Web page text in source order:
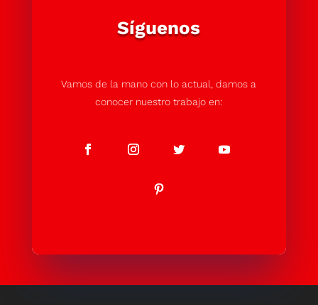
Síguenos
Vamos de la mano con lo actual, damos a
conocer nuestro trabajo en: